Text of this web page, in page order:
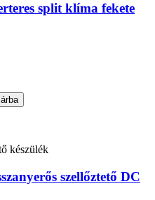
split klíma fekete
készülék
szellőztető DC